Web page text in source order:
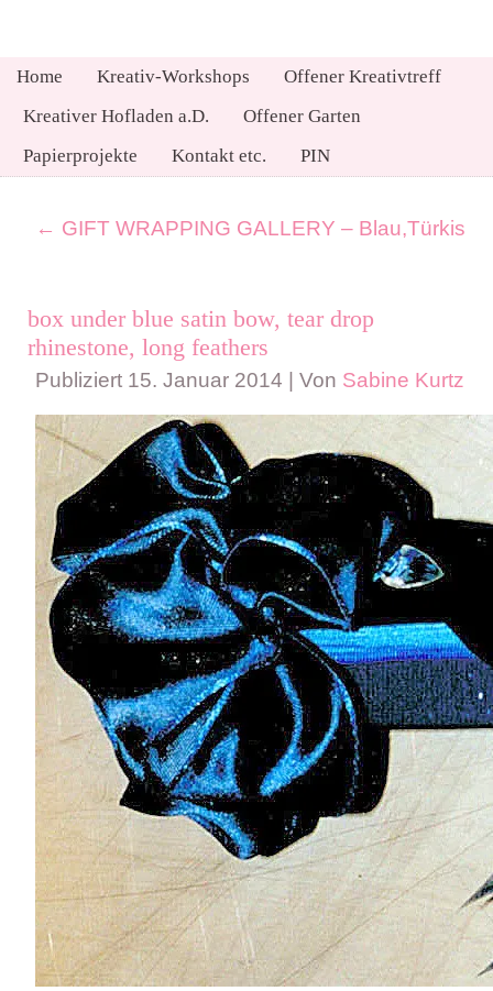
Home Kreativ-Workshops
Offener Kreativtreff
Kreativer Hofladen a.D.
Offener Garten
Papierprojekte
Kontakt etc. PIN
← GIFT WRAPPING GALLERY – Blau,Türkis
box under blue satin bow, tear drop
rhinestone, long feathers
Publiziert 15. Januar 2014 Von Sabine Kurtz